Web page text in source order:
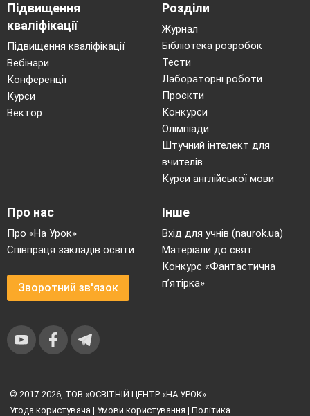
Підвищення
кваліфікації
Підвищення кваліфікації
Вебінари
Конференції
Курси
Вектор
Розділи
Журнал
Бібліотека розробок
Тести
Лабораторні роботи
Проєкти
Конкурси
Олімпіади
Штучний інтелект для
вчителів
Курси англійської мови
Про нас
Про «На Урок»
Співпраця закладів освіти
Зворотний зв'язок
Інше
Вхід для учнів (naurok.ua)
Матеріали до свят
Конкурс «Фантастична
п’ятірка»
© 2017-2026, ТОВ «ОСВІТНІЙ ЦЕНТР «НА УРОК»
Угода користувача | Умови користування | Політика